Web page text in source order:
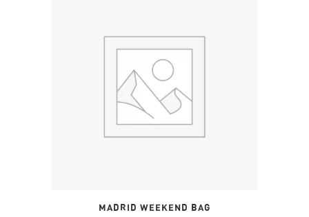
MADRID WEEKEND BAG